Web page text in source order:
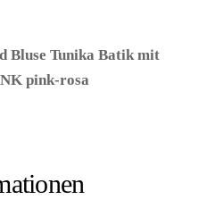
Bluse Tunika Batik mit
pink-rosa